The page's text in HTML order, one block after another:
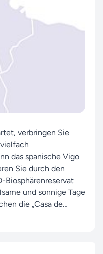
verbringen Sie
das spanische Vigo
Sie durch den
Biosphärenreservat
und sonnige Tage
die „Casa de